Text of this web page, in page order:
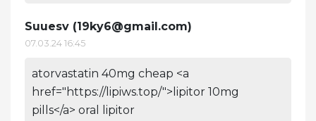
Suuesv (19ky6@gmail.com)
07.03.24 16:45
atorvastatin 40mg cheap <a
href="https://lipiws.top/">lipitor 10mg
pills</a> oral lipitor